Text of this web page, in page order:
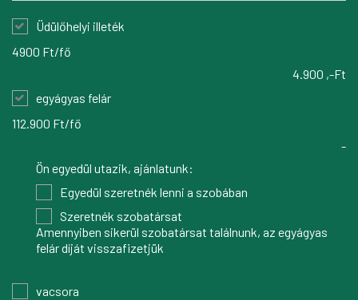
Üdülőhelyi illeték
4900 Ft/fő
4.900 ,-Ft
egyágyas felár
112.900 Ft/fő
-
Ön egyedül utazik, ajánlatunk:
Egyedül szeretnék lenni a szobában
Szeretnék szobatársat
Amennyiben sikerül szobatársat találnunk, az egyágyas
felár díját visszafizetjük
vacsora